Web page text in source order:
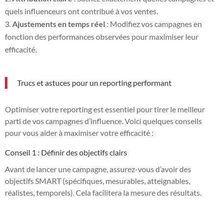
quels influenceurs ont contribué à vos ventes.
Ajustements en temps réel : Modifiez vos campagnes en
fonction des performances observées pour maximiser leur
efficacité.
Trucs et astuces pour un reporting performant
Optimiser votre reporting est essentiel pour tirer le meilleur
parti de vos campagnes d’influence. Voici quelques conseils
pour vous aider à maximiser votre efficacité :
Conseil 1 : Définir des objectifs clairs
Avant de lancer une campagne, assurez-vous d’avoir des
objectifs SMART (spécifiques, mesurables, atteignables,
réalistes, temporels). Cela facilitera la mesure des résultats.